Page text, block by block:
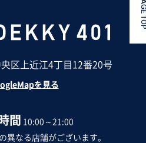
区上近江4丁目12番20号
を見る
間 10:00～21:00
異なる店舗がございます。